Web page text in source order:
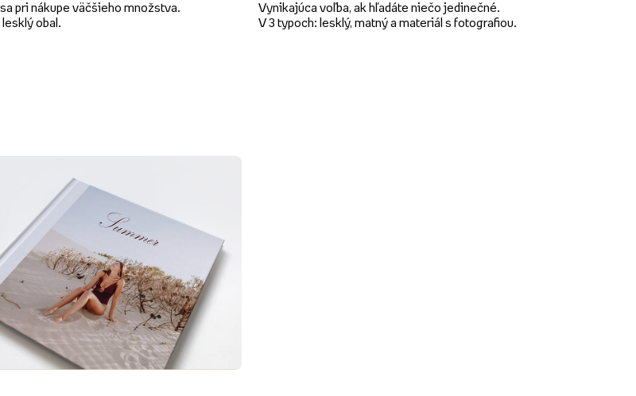
pri nákupe väčšieho množstva.
obal.
Vynikajúca voľba, ak hľadáte niečo jedinečné.
V 3 typoch: lesklý, matný a materiál s fotografiou.